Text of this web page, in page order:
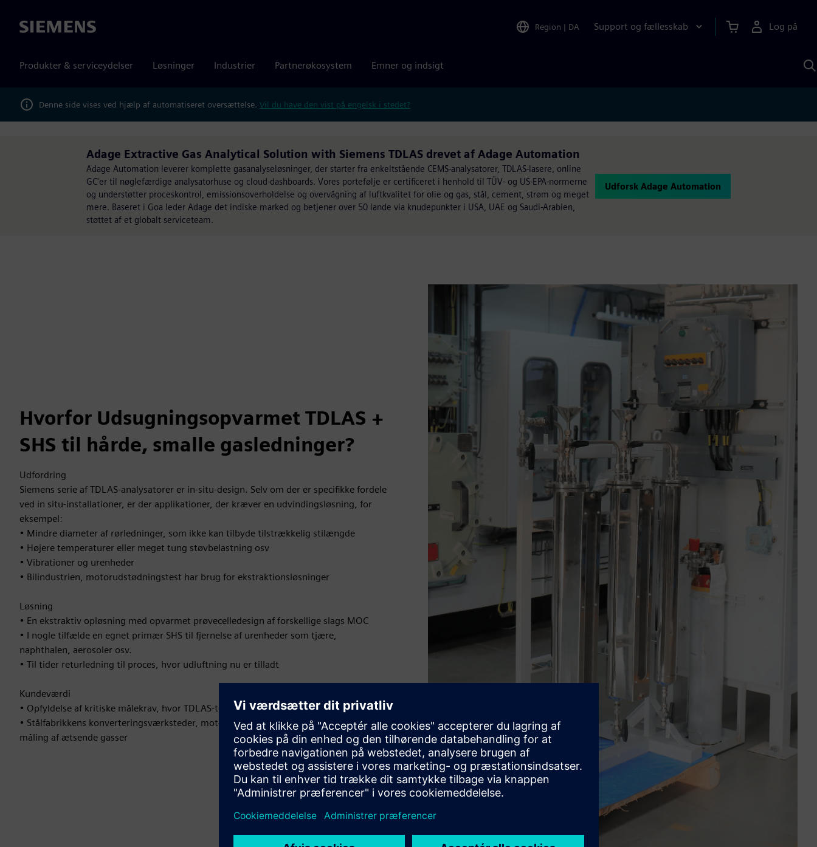
Siemens Region | DA Support og fællesskab Log på
Produkter & serviceydelser Løsninger Industrier Partnerøkosystem Emner og indsigt
Denne side vises ved hjælp af automatiseret oversættelse. Vil du have den vist på engelsk i stedet?
Adage Extractive Gas Analytical Solution with Siemens TDLAS drevet af Adage Automation
Adage Automation leverer komplette gasanalyseløsninger, der starter fra enkeltstående CEMS-analysatorer, TDLAS-lasere, online
GC'er til nøglefærdige analysatorhuse og cloud-dashboards. Vores portefølje er certificeret i henhold til TÜV- og US-EPA-normerne
og understøtter proceskontrol, emissionsoverholdelse og overvågning af luftkvalitet for olie og gas, stål, cement, strøm og meget
mere. Baseret i Goa leder Adage det indiske marked og betjener over 50 lande via knudepunkter i USA, UAE og Saudi-Arabien,
støttet af et globalt serviceteam.
Udforsk Adage Automation
Hvorfor Udsugningsopvarmet TDLAS +
SHS til hårde, smalle gasledninger?
Udfordring
Siemens serie af TDLAS-analysatorer er in-situ-design. Selv om der er specifikke fordele
ved in situ-installationer, er der applikationer, der kræver en udvindingsløsning, for
eksempel:
• Mindre diameter af rørledninger, som ikke kan tilbyde tilstrækkelig stilængde
• Højere temperaturer eller meget tung støvbelastning osv
• Vibrationer og urenheder
• Bilindustrien, motorudstødningstest har brug for ekstraktionsløsninger
Løsning
• En ekstraktiv opløsning med opvarmet prøvecelledesign af forskellige slags MOC
• I nogle tilfælde en egnet primær SHS til fjernelse af urenheder som tjære,
naphthalen, aerosoler osv.
• Til tider returledning til proces, hvor udluftning nu er tilladt
Kundeværdi
• Opfyldelse af kritiske målekrav, hvor TDLAS-teknologi er bedre egnet
• Stålfabrikkens konverteringsværksteder, motorudstødning, petrokemisk kompleks til
måling af ætsende gasser